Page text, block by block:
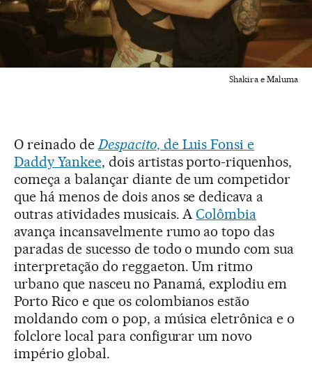
Shakira e Maluma
O reinado deDespacito, de Luis Fonsi e
Daddy Yankee, dois artistas porto-riquenhos,
começa a balançar diante de um competidor
que há menos de dois anos se dedicava a
outras atividades musicais. AColômbia
avança incansavelmente rumo ao topo das
paradas de sucesso de todo o mundo com sua
interpretação do reggaeton. Um ritmo
urbano que nasceu no Panamá, explodiu em
Porto Rico e que os colombianos estão
moldando com o pop, a música eletrônica e o
folclore local para configurar um novo
império global.